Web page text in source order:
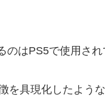
はPS5で使用され
を具現化したよう